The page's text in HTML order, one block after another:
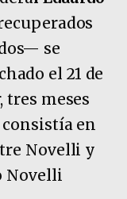
se
el 21 de
tres meses
en
Novelli y
Novelli